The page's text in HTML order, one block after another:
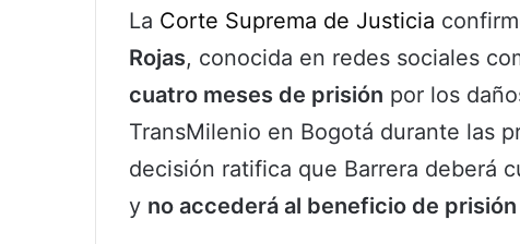
La Corte Suprema de Justicia
Rojas, conocida en redes sociales
cuatro meses de prisión por los
TransMilenio en Bogotá durante las
decisión ratifica que Barrera deberá
y no accederá al beneficio de